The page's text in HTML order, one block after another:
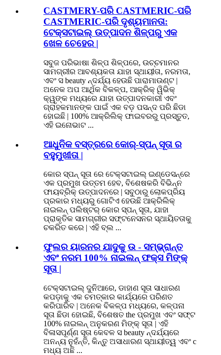
CASTMERY-ପରି CASTMERIC-ପରି
CASTMERIC-ପରି ଦୃଶ୍ୟମାନତା:
ଟେକ୍ସଟାଇଲ୍ ଉତ୍ପାଦନ ଶିଳ୍ପରୁ ଏକ
ଖେଳ ଚେହେର |
ସବୁଜ ପରିଭାଷା ଶିଳ୍ପ ଶିଳ୍ପରେ, ଉଚ୍ଚମାନର
ସାମଗ୍ରୀର ଆବଶ୍ୟକତା ଯାହା ସ୍ଥାୟୀତା, ନରମତା,
ଏବଂ ସ beauty ନ୍ଦର୍ଯ୍ୟ ହେଉଛି ପାରାମାଉଣ୍ଟ |
ଅନେକ ଅପ ଆର୍ଥିକ ବିକଳ୍ପ, ଆକ୍ରିକ୍ ୱିଭିକ୍
କ୍ୱୃଙ୍କ ମଧ୍ୟରେ ଯାହା ଉତ୍ପାଦନକାରୀ ଏବଂ
ଗ୍ରାହକମାନଙ୍କ ପାଇଁ ଏକ ବଡ଼ ପସନ୍ଦ ପରି ଛିଡା
ହୋଇଛି | 100% ଆକ୍ରିଲିକ୍ ଫାଇବରରୁ ପ୍ରସ୍ତୁତ,
ଏହି ଇନୋଭାଟ ...
ଆଧୁନିକ ବସ୍ତ୍ରରେ କୋର୍-ସ୍ପନ୍ ସୂତା ର
ବହୁମୁଖୀତା |
କୋର ସ୍ପନ୍ ସୂତା ରେ ଟେକ୍ସଟାଇଲ୍ ଇଣ୍ଡେସନ୍ରେ
ଏକ ପ୍ରମୁଖ ଉତ୍ତମ ହେବ, ବିଶେଷକରି ବିଭିନ୍ନ
ଫାୟବ୍ରିକ୍ ଉତ୍ପାଦନରେ | ସବୁଠାରୁ ଲୋକପ୍ରିୟ
ପ୍ରକାର ମଧ୍ୟରୁ ଗୋଟିଏ ହେଉଛି ଆକ୍ରିଲିକ୍
ନାଇଲନ୍ ପଲିଷ୍ଟର୍ କୋର ସ୍ପନ୍ ସୂତା, ଯାହା
ପ୍ରାକୃତିକ ସାମଗ୍ରୀର ସଫ୍ଟନେସନର ସ୍ଥାୟିତତାକୁ
ଚକରିତ କରେ | ଏହି ବ୍ଲ ...
ଫୁଲର ୟାରନର ଯାଦୁକୁ ଉ - ସମ୍ଭ୍ରାନ୍ତ
ଏବଂ ନରମ 100% ନାଇଲନ୍ ଫକ୍ସ ମିଙ୍କ୍
ସୂତା |
ଟେକ୍ସଟାଇଲ୍ ଦୁନିଆରେ, ଡାହାଣ ସୂତା ସାଧାରଣ
କପଡ଼ାକୁ ଏକ ଚମତ୍କାର କାର୍ଯ୍ୟରେ ପରିଣତ
କରିପାରିବ | ଅନେକ ବିକଳ୍ପ ମଧ୍ୟରେ, କଳ୍ପନା
ସୂତା ଛିଡା ହୋଇଛି, ବିଶେଷତ the ପ୍ରମୁଖ ଏବଂ ସଫ୍ଟ
100% ନାଇଲନ୍ ଅନୁକରଣ ମିଙ୍କ୍ ସୂତା | ଏହି
ବିଳାସପୂର୍ଣ୍ଣ ସୂତା କେବଳ ସ beauty ନ୍ଦର୍ଯ୍ୟରେ
ଅନନ୍ୟ ନୁହଁନ୍ତି, କିନ୍ତୁ ଅସାଧାରଣ ସ୍ଥାୟୀତ୍ୱ ଏବଂ c
ମଧ୍ୟ ଅଛି ...